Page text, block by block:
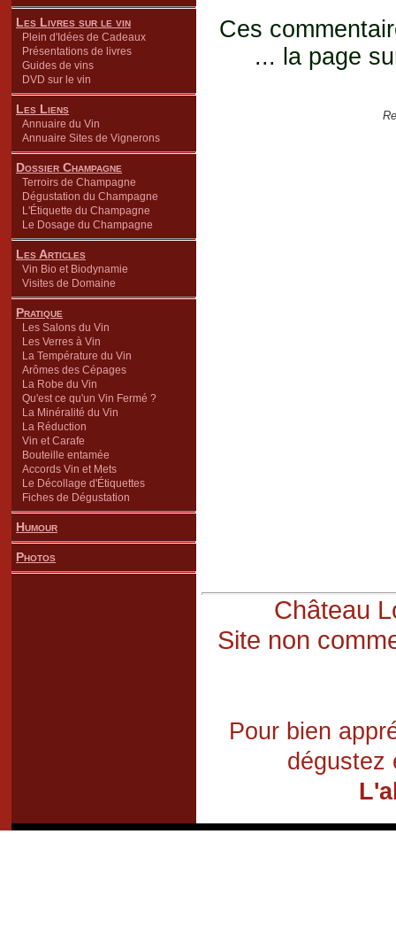
Les Livres sur le vin
Plein d'Idées de Cadeaux
Présentations de livres
Guides de vins
DVD sur le vin
Les Liens
Annuaire du Vin
Annuaire Sites de Vignerons
Dossier Champagne
Terroirs de Champagne
Dégustation du Champagne
L'Étiquette du Champagne
Le Dosage du Champagne
Les Articles
Vin Bio et Biodynamie
Visites de Domaine
Pratique
Les Salons du Vin
Les Verres à Vin
La Température du Vin
Arômes des Cépages
La Robe du Vin
Qu'est ce qu'un Vin Fermé ?
La Minéralité du Vin
La Réduction
Vin et Carafe
Bouteille entamée
Accords Vin et Mets
Le Décollage d'Étiquettes
Fiches de Dégustation
Humour
Photos
Ces
... la page
Château
Site non
Pour bien
dégustez